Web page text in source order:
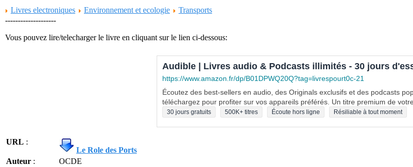
Livres electroniques
Environnement et ecologie
Transports
--------------------
Vous pouvez lire/telecharger le livre en cliquant sur le lien ci-dessous:
Audible | Livres audio & Podcasts illimités - 30 jours
https://www.amazon.fr/dp/B01DPWQ20Q?tag=livrespourt0c-21
Écoutez des best-sellers en audio, des Originals exclusifs et des podcasts
téléchargez pour profiter sur vos appareils préférés. Un titre premium de
30 jours gratuits 500K+ titres Écoute hors ligne Résiliable à tout moment
URL :
Le Role des Ports
Auteur :
OCDE